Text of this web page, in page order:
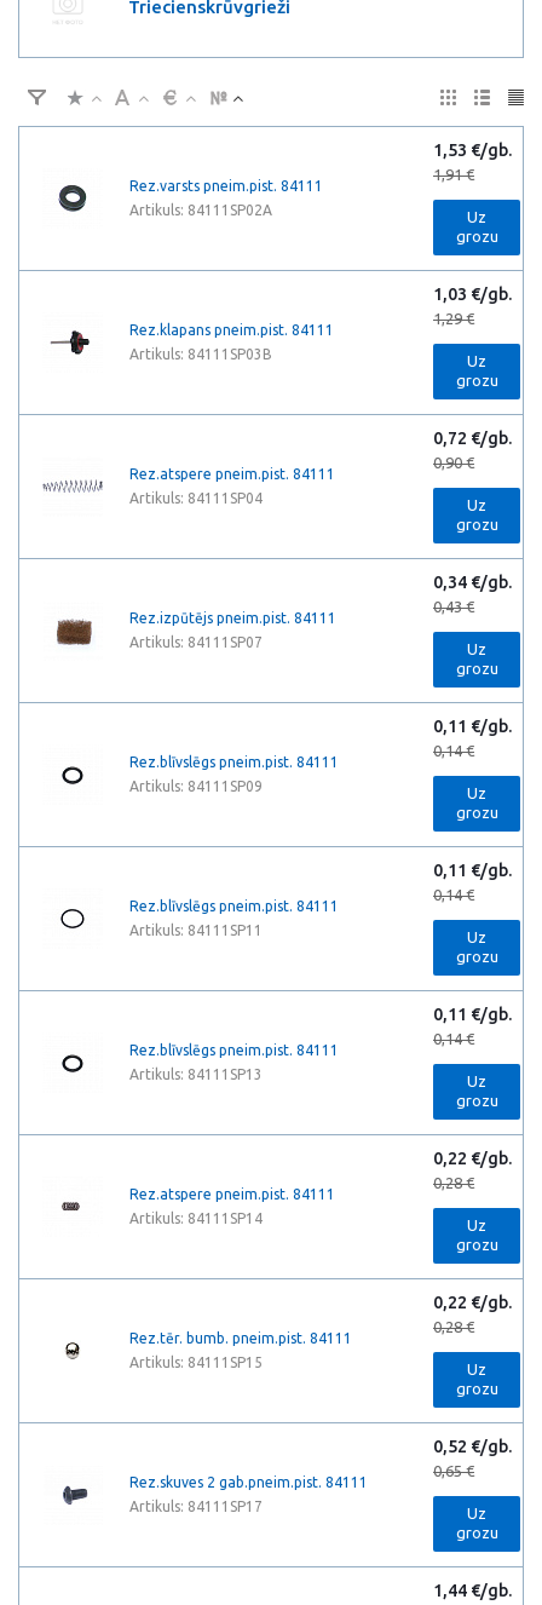
Triecienskrūvgrieži
Rez.varsts pneim.pist. 84111
Artikuls: 84111SP02A
1,53 €/gb.
1,91 €
Uz
grozu
Rez.klapans pneim.pist. 84111
Artikuls: 84111SP03B
1,03 €/gb.
1,29 €
Uz
grozu
Rez.atspere pneim.pist. 84111
Artikuls: 84111SP04
0,72 €/gb.
0,90 €
Uz
grozu
Rez.izpūtējs pneim.pist. 84111
Artikuls: 84111SP07
0,34 €/gb.
0,43 €
Uz
grozu
Rez.blīvslēgs pneim.pist. 84111
Artikuls: 84111SP09
0,11 €/gb.
0,14 €
Uz
grozu
Rez.blīvslēgs pneim.pist. 84111
Artikuls: 84111SP11
0,11 €/gb.
0,14 €
Uz
grozu
Rez.blīvslēgs pneim.pist. 84111
Artikuls: 84111SP13
0,11 €/gb.
0,14 €
Uz
grozu
Rez.atspere pneim.pist. 84111
Artikuls: 84111SP14
0,22 €/gb.
0,28 €
Uz
grozu
Rez.tēr. bumb. pneim.pist. 84111
Artikuls: 84111SP15
0,22 €/gb.
0,28 €
Uz
grozu
Rez.skuves 2 gab.pneim.pist. 84111
Artikuls: 84111SP17
0,52 €/gb.
0,65 €
Uz
grozu
1,44 €/gb.